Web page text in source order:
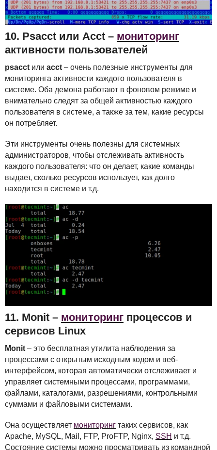
10. Psacct или Acct – мониторинг
активности пользователей
psacct или acct – очень полезные инструменты для
мониторинга активности каждого пользователя в
системе. Оба демона работают в фоновом режиме и
внимательно следят за общей активностью каждого
пользователя в системе, а также за тем, какие ресурсы
он потребляет.
Эти инструменты очень полезны для системных
администраторов, чтобы отслеживать активность
каждого пользователя: что он делает, какие команды
выдает, сколько ресурсов использует, как долго
находится в системе и т.д.
11. Monit – мониторинг процессов и
сервисов Linux
Monit – это бесплатная утилита наблюдения за
процессами с открытым исходным кодом и веб-
интерфейсом, которая автоматически отслеживает и
управляет системными процессами, программами,
файлами, каталогами, разрешениями, контрольными
суммами и файловыми системами.
Она осуществляет мониторинг таких сервисов, как
Apache, MySQL, Mail, FTP, ProFTP, Nginx, SSH и т.д.
Состояние системы можно просматривать из командной